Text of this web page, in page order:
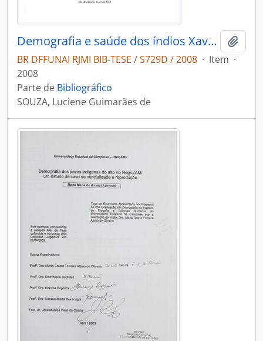
Demografia e saúde dos índios Xavantes do Brasil Central
BR DFFUNAI RJMI BIB-TESE / S729D / 2008 · Item ·
2008
Parte de Bibliográfico
SOUZA, Luciene Guimarães de